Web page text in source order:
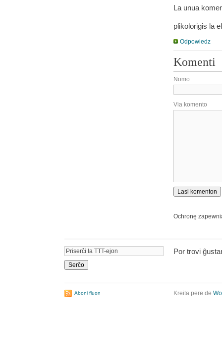
La unua
plikolorigis la
Odpowiedz
Komenti
Nomo
Via komento
Ochronę
Por trovi
Aboni fluon Kreita pere de